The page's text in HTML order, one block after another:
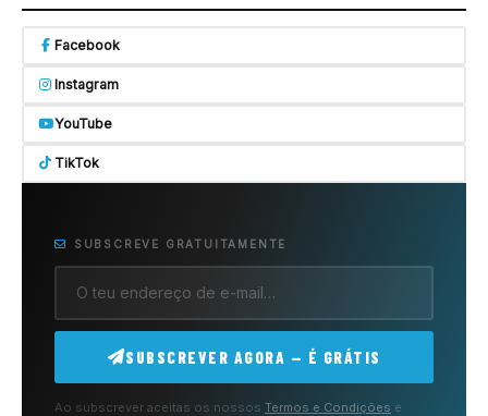
Facebook
Instagram
YouTube
TikTok
SUBSCREVE GRATUITAMENTE
SUBSCREVER AGORA — É GRÁTIS
Ao subscrever aceitas os nossos Termos e Condições e